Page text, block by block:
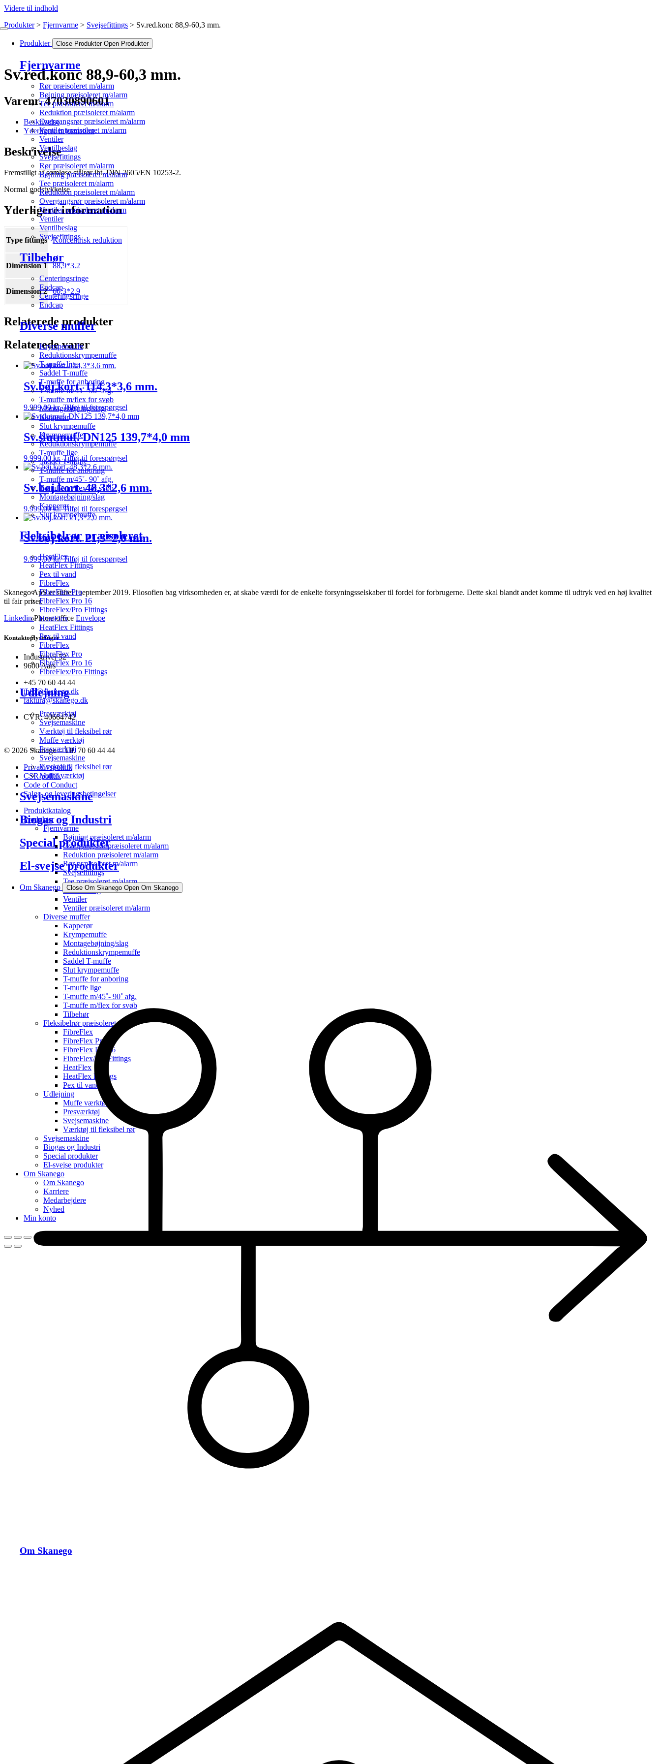
Videre til indhold
Produkter Close Produkter Open Produkter
Fjernvarme
Rør præisoleret m/alarm
Bøjning præisoleret m/alarm
Tee præisoleret m/alarm
Reduktion præisoleret m/alarm
Overgangsrør præisoleret m/alarm
Ventiler præisoleret m/alarm
Ventiler
Ventilbeslag
Svejsefittings
Rør præisoleret m/alarm
Bøjning præisoleret m/alarm
Tee præisoleret m/alarm
Reduktion præisoleret m/alarm
Overgangsrør præisoleret m/alarm
Ventiler præisoleret m/alarm
Ventiler
Ventilbeslag
Svejsefittings
Tilbehør
Centeringsringe
Endcap
Centeringsringe
Endcap
Diverse muffer
Krympemuffe
Reduktionskrympemuffe
T-muffe lige
Saddel T-muffe
T-muffe for anboring
T-muffe m/45˚- 90˚ afg.
T-muffe m/flex for svøb
Montagebøjning/slag
Kapperør
Slut krympemuffe
Krympemuffe
Reduktionskrympemuffe
T-muffe lige
Saddel T-muffe
T-muffe for anboring
T-muffe m/45˚- 90˚ afg.
T-muffe m/flex for svøb
Montagebøjning/slag
Kapperør
Slut krympemuffe
Fleksibelrør præisoleret
HeatFlex
HeatFlex Fittings
Pex til vand
FibreFlex
FibreFlex Pro
FibreFlex Pro 16
FibreFlex/Pro Fittings
HeatFlex
HeatFlex Fittings
Pex til vand
FibreFlex
FibreFlex Pro
FibreFlex Pro 16
FibreFlex/Pro Fittings
Udlejning
Presværktøj
Svejsemaskine
Værktøj til fleksibel rør
Muffe værktøj
Presværktøj
Svejsemaskine
Værktøj til fleksibel rør
Muffe værktøj
Svejsemaskine
Biogas og Industri
Special produkter
El-svejse produkter
Om Skanego Close Om Skanego Open Om Skanego
Om Skanego
Produkter Fjernvarme Svejsefittings Sv.red.konc 88,9-60,3 mm.
Sv.red.konc 88,9-60,3 mm.
Varenr. 47030890601
Beskrivelse
Yderligere information
Beskrivelse
Fremstillet af sømløse stålrør iht. DIN 2605/EN 10253-2.
Normal godstykkelse.
Yderligere information
Type fittings Koncentrisk reduktion
Dimension 1 88,9*3.2
Dimension 2 60,3*2.9
Relaterede produkter
Relaterede varer
Sv.bøj.kort. 114,3*3,6 mm.
9.999,00kr. Tilføj til forespørgsel
Sv.slutmuf. DN125 139,7*4,0 mm
9.999,00kr. Tilføj til forespørgsel
Sv.bøj.kort. 48,3*2,6 mm.
9.999,00kr. Tilføj til forespørgsel
Sv.bøj.kort. 21,3*2,0 mm.
9.999,00kr. Tilføj til forespørgsel
Skanego ApS er stiftet i september 2019. Filosofien bag virksomheden er, at skabe værdi for de enkelte forsyningsselskaber til fordel for forbrugerne. Dette skal blandt andet komme til udtryk ved en høj kvalitet
til fair priser.
Linkedin Phone-office Envelope
Kontaktoplysninger
Industrivej 52
9600 Aars
+45 70 60 44 44
info@skanego.dk
faktura@skanego.dk
CVR: 40664742
© 2026 Skanego – Tlf. 70 60 44 44
Privatlivspolitik
CSR-politik
Code of Conduct
Salgs- og leveringsbetingelser
Produktkatalog
Produkter
Fjernvarme
Bøjning præisoleret m/alarm
Overgangsrør præisoleret m/alarm
Reduktion præisoleret m/alarm
Rør præisoleret m/alarm
Svejsefittings
Tee præisoleret m/alarm
Ventilbeslag
Ventiler
Ventiler præisoleret m/alarm
Diverse muffer
Kapperør
Krympemuffe
Montagebøjning/slag
Reduktionskrympemuffe
Saddel T-muffe
Slut krympemuffe
T-muffe for anboring
T-muffe lige
T-muffe m/45˚- 90˚ afg.
T-muffe m/flex for svøb
Tilbehør
Fleksibelrør præisoleret
FibreFlex
FibreFlex Pro
FibreFlex Pro 16
FibreFlex/Pro Fittings
HeatFlex
HeatFlex Fittings
Pex til vand
Udlejning
Muffe værktøj
Presværktøj
Svejsemaskine
Værktøj til fleksibel rør
Svejsemaskine
Biogas og Industri
Special produkter
El-svejse produkter
Om Skanego
Om Skanego
Karriere
Medarbejdere
Nyhed
Min konto